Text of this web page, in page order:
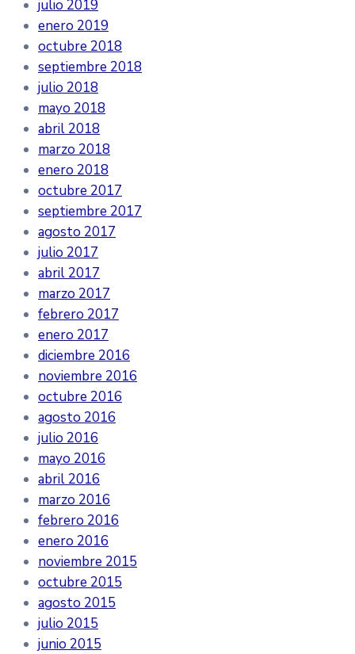
julio 2019
enero 2019
octubre 2018
septiembre 2018
julio 2018
mayo 2018
abril 2018
marzo 2018
enero 2018
octubre 2017
septiembre 2017
agosto 2017
julio 2017
abril 2017
marzo 2017
febrero 2017
enero 2017
diciembre 2016
noviembre 2016
octubre 2016
agosto 2016
julio 2016
mayo 2016
abril 2016
marzo 2016
febrero 2016
enero 2016
noviembre 2015
octubre 2015
agosto 2015
julio 2015
junio 2015